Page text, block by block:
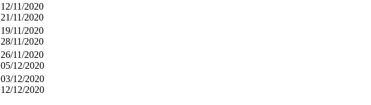
12/11/2020
21/11/2020
19/11/2020
28/11/2020
26/11/2020
05/12/2020
03/12/2020
12/12/2020